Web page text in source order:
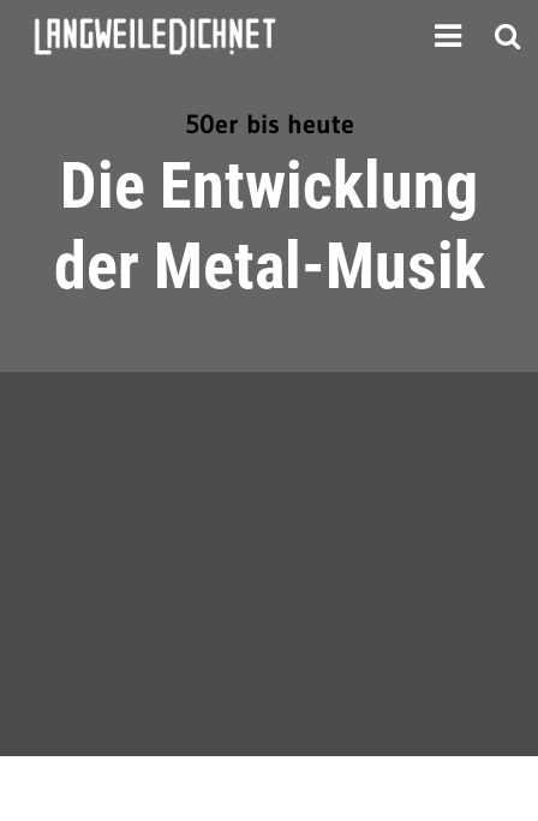
50er bis heute
Die Entwicklung
der Metal-Musik